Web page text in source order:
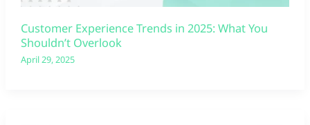
Customer Experience Trends in 2025: What You
Shouldn’t Overlook
April 29, 2025